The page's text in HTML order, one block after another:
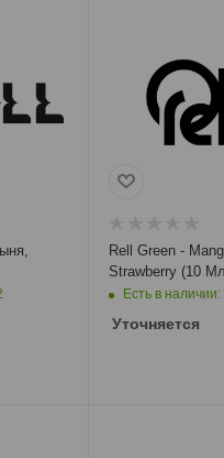
Rell Green -
Strawberry (10
Есть в наличии:
Уточняется